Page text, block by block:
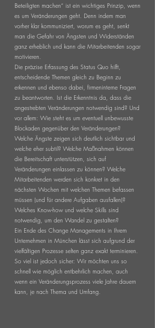
Beteiligten machen“ ist ein wichtiges Prinzip, wenn
es um Veränderungen geht. Denn indem man
vorher klar kommuniziert, worum es geht, senkt
man die Gefahr von Ängsten und Widerständen
ganz erheblich und kann die Mitarbeitenden sogar
motivieren.
Die präzise Erfassung des Status Quo hilft,
entscheidende Themen gleich zu Beginn zu
erkennen und ebenso dabei, firmeninterne Fragen
zu beantworten. Ist die Erkenntnis da, dass die
angestrebten Veränderungen notwendig sind? Und
vor allem: Wie steht es um eventuell unbewusste
Blockaden gegenüber den Veränderungen?
Welche Ängste zeigen sich deutlich sichtbar und
welche eher subtil? Welche Maßnahmen können
die Bereitschaft unterstützen, sich auf
Veränderungen einlassen zu können? Welche
Mitarbeitenden werden sich konkret in den
nächsten Wochen mit welchen Themen befassen
müssen (und für andere Aufgaben ausfallen)?
Welches Know-how und welche Skills sind
notwendig, um den Wandel zu gestalten?
Ein Ende des Change Managements in Ihrem
Unternehmen in München lässt sich aufgrund der
vielfältigen Prozesse selten ganz exakt terminieren.
So viel ist jedoch sicher: Wir möchten uns so
schnell wie möglich entbehrlich machen, auch
wenn ein Veränderungsprozess viele Jahre dauern
kann, je nach Thema und Umfang.